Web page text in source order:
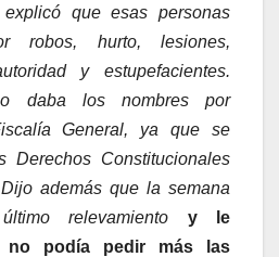
explicó que esas personas
robos, hurto, lesiones,
y estupefacientes.
daba los nombres por
General, ya que se
Derechos Constitucionales
además que la semana
relevamiento y le
no podía pedir más las